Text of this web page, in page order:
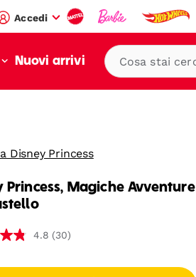
Accedi
Nuovi arrivi
Disney Princess
Princess, Magiche Avventure
4.8 (30)